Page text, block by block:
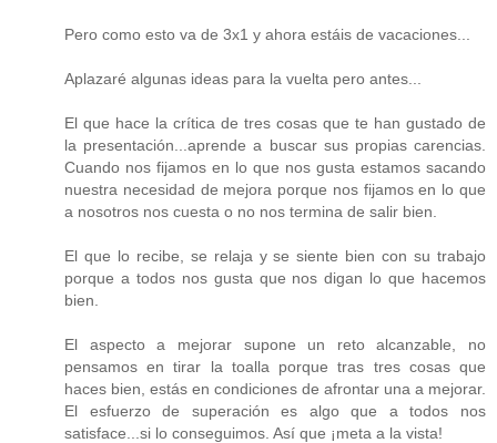
Pero como esto va de 3x1 y ahora estáis de vacaciones...
Aplazaré algunas ideas para la vuelta pero antes...
El que hace la crítica de tres cosas que te han gustado de
la presentación...aprende a buscar sus propias carencias.
Cuando nos fijamos en lo que nos gusta estamos sacando
nuestra necesidad de mejora porque nos fijamos en lo que
a nosotros nos cuesta o no nos termina de salir bien.
El que lo recibe, se relaja y se siente bien con su trabajo
porque a todos nos gusta que nos digan lo que hacemos
bien.
El aspecto a mejorar supone un reto alcanzable, no
pensamos en tirar la toalla porque tras tres cosas que
haces bien, estás en condiciones de afrontar una a mejorar.
El esfuerzo de superación es algo que a todos nos
satisface...si lo conseguimos. Así que ¡meta a la vista!